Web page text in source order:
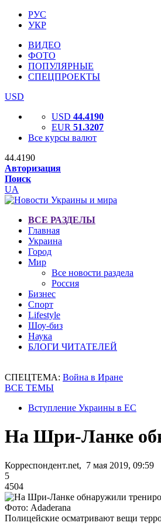
РУС
УКР
ВИДЕО
ФОТО
ПОПУЛЯРНЫЕ
СПЕЦПРОЕКТЫ
USD
USD 44.4190
EUR 51.3207
Все курсы валют
44.4190
Авторизация
Поиск
UA
ВСЕ РАЗДЕЛЫ
Главная
Украина
Город
Мир
Все новости раздела
Россия
Бизнес
Спорт
Lifestyle
Шоу-биз
Наука
БЛОГИ ЧИТАТЕЛЕЙ
СПЕЦТЕМА: Война в Иране
ВСЕ ТЕМЫ
Вступление Украины в ЕС
На Шри-Ланке
Корреспондент.net, 7 мая 2019, 09:59
5
4504
Фото: Adaderana
Полицейские осматривают вещи